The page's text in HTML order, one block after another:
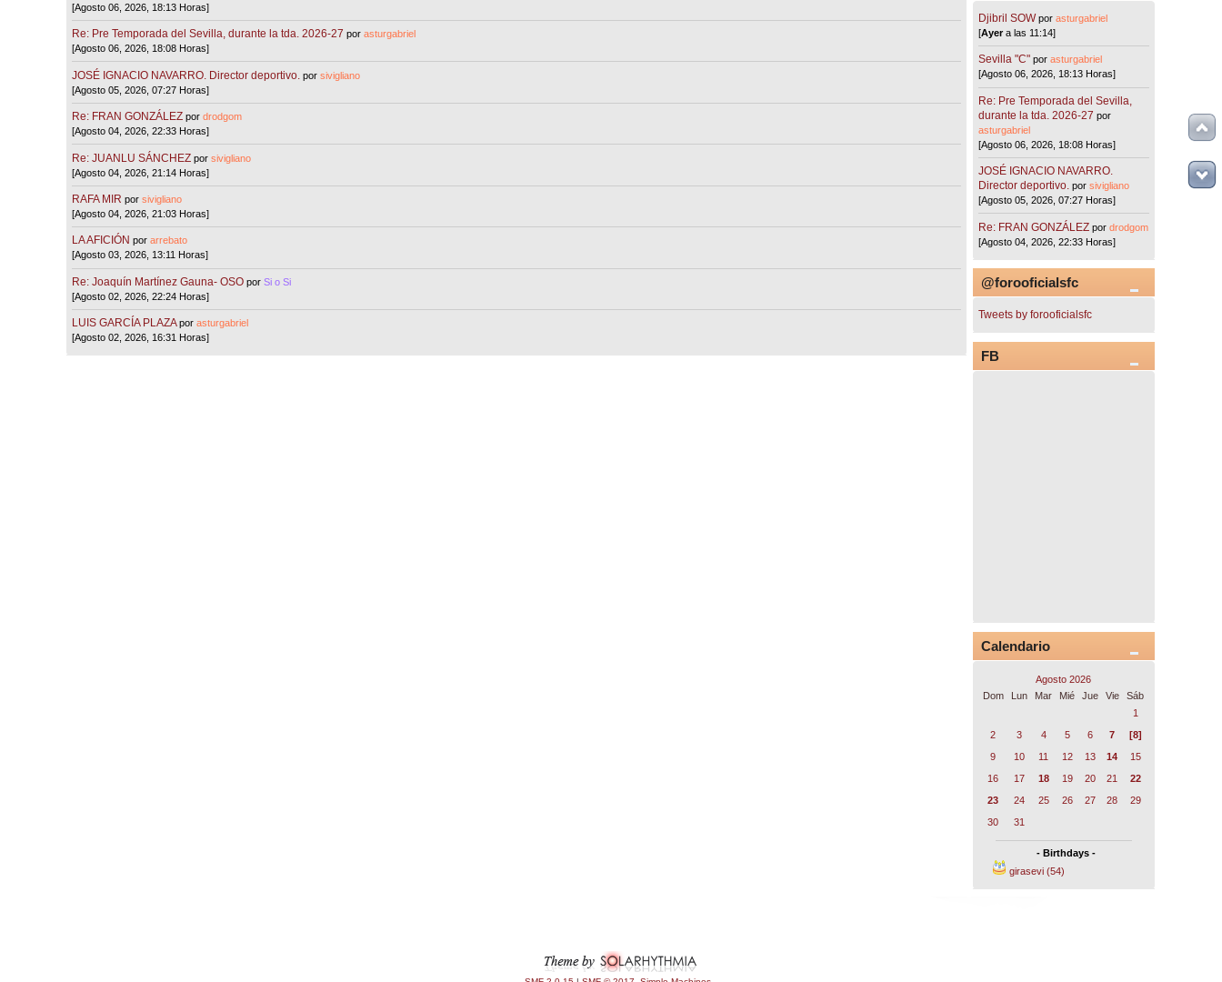
[Agosto 06, 2026, 18:13 Horas]
Re: Pre Temporada del Sevilla, durante la tda. 2026-27 porasturgabriel
[Agosto 06, 2026, 18:08 Horas]
JOSÉ IGNACIO NAVARRO. Director deportivo. porsivigliano
[Agosto 05, 2026, 07:27 Horas]
Re: FRAN GONZÁLEZ pordrodgom
[Agosto 04, 2026, 22:33 Horas]
Re: JUANLU SÁNCHEZ porsivigliano
[Agosto 04, 2026, 21:14 Horas]
RAFA MIR porsivigliano
[Agosto 04, 2026, 21:03 Horas]
LA AFICIÓN porarrebato
[Agosto 03, 2026, 13:11 Horas]
Re: Joaquín Martínez Gauna- OSO porSi o Si
[Agosto 02, 2026, 22:24 Horas]
LUIS GARCÍA PLAZA porasturgabriel
[Agosto 02, 2026, 16:31 Horas]
Djibril SOW porasturgabriel
[Ayera las 11:14]
Sevilla "C"porasturgabriel
[Agosto 06, 2026, 18:13 Horas]
Re: Pre Temporada del Sevilla,
durante la tda. 2026-27 por
asturgabriel
[Agosto 06, 2026, 18:08 Horas]
JOSÉ IGNACIO NAVARRO.
Director deportivo. porsivigliano
[Agosto 05, 2026, 07:27 Horas]
Re: FRAN GONZÁLEZ pordrodgom
[Agosto 04, 2026, 22:33 Horas]
@forooficialsfc
Tweets by forooficialsfc
FB
Calendario
Agosto 2026
Dom
Lun Mar Mié Jue Vie
Sáb
1
2
3 4 5 6 7
[8]
9
10 11 12 13 14
15
16
17 18 19 20 21
22
23
24 25 26 27 28
29
30
31
- Birthdays -
girasevi (54)